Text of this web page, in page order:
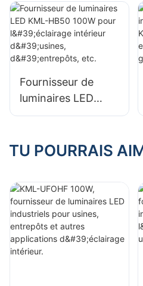
pour l'éclairage
intérieur d'usines,
d'entrepôts, etc.
Fournisseur de
luminaires LED
KML-HB50 100W
intérieur d'usines,
TU POURRAIS